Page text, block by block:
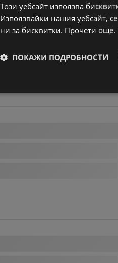
Този уебсайт използва
Използвайки нашия уебсайт,
ни за бисквитки. Прочети още.
ПОКАЖИ ПОДРОБНОСТИ